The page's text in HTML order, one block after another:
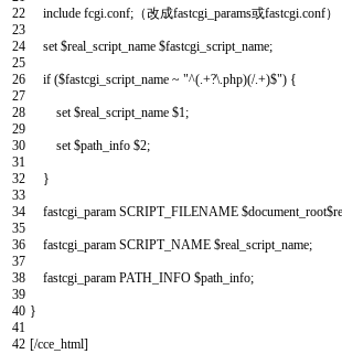
22
23
24
25
26
27
28
29
30
31
32
33
34
35
36
37
38
39
40
41
42
include fcgi.conf; （改成fastcgi params或fastcgi.conf）
set $real_script_ name $fastcgi_script_name;
if ($fastcgi_script_name ~ "^(.+?\.php)(/.+)$") {
set $real_script_ name $1;
set $path info $2;
}
fastcgi_param SCRIPT_ FILENAME $document_root$
fastcgi_param SCRIPT_ NAME $real_script_name;
fastcgi_param PATH INFO $path_info;
}
[/cce_html]